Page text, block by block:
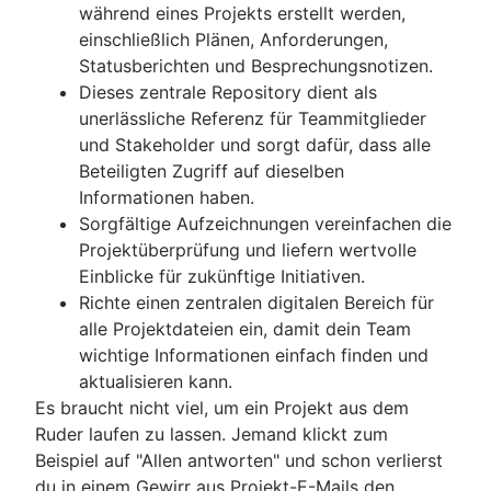
Komponenten
Entity-Relationship-Diagramm
Dokumentenmanagementprozess
Überblick
Soziales Unternehmensnetzwerk
Leitfaden für das Event-Projektmanagement
[2025]
Bauprojektmanagement
Software für das Bauprojektmanagement
So verfolgst du den Projektfortschritt
Project initiation
What is project initiation?
Meeting zum Projektstart
Projektzielsetzungen
Project milestones
Projektergebnisse
Akzeptanzkriterien
Einordnung von Stakeholdern: Definition,
Vorteile und Beispiele
Projektumfang
Dreifache Einschränkungen
Business Case
Proof of Concept
Ziele setzen
Überblick
Erstellen einer Vision und Mission
Arten von Zielen
Zielsetzungstheorie
Beispiele für OKRs
Beispiele für Projektzielsetzungen
Kosten-Nutzen-Analyse
Business Model Canvas
Wahrnehmungskarten verstehen
Goal management software
Rollen und Zuständigkeiten
Projektrollen
Projektmanager
Projektleiter
Projektträger
Projektverantwortlicher
Projektteams
RACI-Diagramm
Teamcharta
Implementierungsplan
Projektplanung
Überblick
Entwicklung eines Projektplans
Aktionsplan
Projektkoordination
Betriebliche Planung
KPIs
Marketingplan
Strategische Planung
Überblick
Beispiele
Jahresplanung
Quartalsplanung
Unternehmensplanung
So priorisierst du Aufgaben
Planungs-Frameworks
FRAMEWORKS
SWOT-Analyse
PESTLE-Analyse
Visionsboard
Projektschätzung
Projektschätzung
Zeitleiste
Meilensteindiagramm
Ressourcenmanagement
Überblick
Projektausführung
Kollaborative Erstellung von Inhalten
Nominal-Group-Technique
Selbstmanagement
Teamprojektmanagement
Brainstorming-Sitzung
Brainstorming mit Confluence-Whiteboards
(demnächst verfügbar)
Kollaborative Meetings
Weniger Meetings
Besprechungsnotizen und Tagesordnungen
Besprechungsrhythmus
Meeting-Rückblicke
Teammanagement und -leitung
Überblick
Überblick
Projektretrospektiven
Projektdokumentation
Teamcharta
Stakeholder-Theorie
Kommunikationsplan
Aktivitäten für Mitarbeiterengagement
Anerkennung der Mitarbeiter
Managementstile
Produktivität am Arbeitsplatz
Besser kommunizieren
Funktionale Unternehmensstruktur
Vorteile und Beispiele]
Überblick
Modelle
Co-Leitung
während eines Projekts erstellt werden,
einschließlich Plänen, Anforderungen,
Statusberichten und Besprechungsnotizen.
Dieses zentrale Repository dient als
unerlässliche Referenz für Teammitglieder
und Stakeholder und sorgt dafür, dass alle
Beteiligten Zugriff auf dieselben
Informationen haben.
Sorgfältige Aufzeichnungen vereinfachen die
Projektüberprüfung und liefern wertvolle
Einblicke für zukünftige Initiativen.
Richte einen zentralen digitalen Bereich für
alle Projektdateien ein, damit dein Team
wichtige Informationen einfach finden und
aktualisieren kann.
Es braucht nicht viel, um ein Projekt aus dem
Ruder laufen zu lassen. Jemand klickt zum
Beispiel auf "Allen antworten" und schon verlierst
du in einem Gewirr aus Projekt-E-Mails den